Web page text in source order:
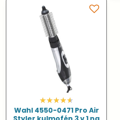
Wahl 4550-0471 Pro Air